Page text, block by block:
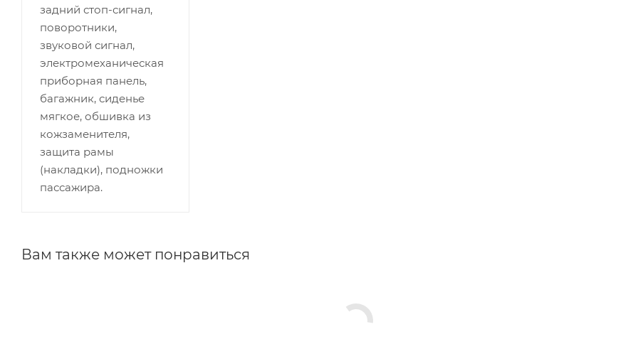
задний стоп-сигнал,
поворотники,
звуковой сигнал,
электромеханическая
приборная панель,
багажник, сиденье
мягкое, обшивка из
кожзаменителя,
защита рамы
(накладки), подножки
пассажира.
Вам также может понравиться